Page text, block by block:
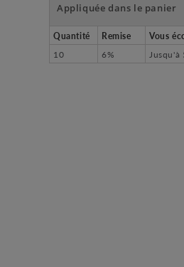
Appliquée dans le panier
Quantité Remise
Vous
10
6% Jusqu'à